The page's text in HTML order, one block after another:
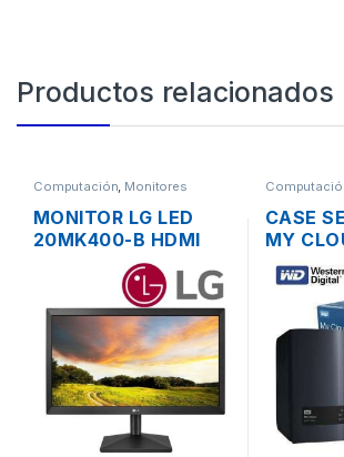
Productos relacionados
Computación, Monitores
MONITOR LG LED
20MK400-B HDMI
VGA FLAT PANEL
WIDE SCREEN DE
20”
CASE
MY
BAHÍAS
USB
DE